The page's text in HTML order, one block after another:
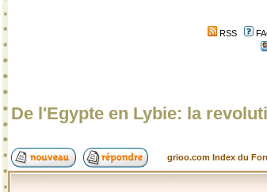
RSS
De l'Egypte en Lybie: la
grioo.com Index du